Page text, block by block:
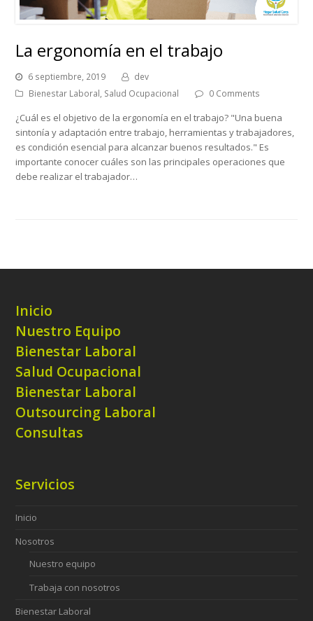
La ergonomía en el trabajo
6 septiembre, 2019
dev
Bienestar Laboral, Salud Ocupacional 0 Comments
¿Cuál es el objetivo de la ergonomía en el trabajo? "Una buena
sintonía y adaptación entre trabajo, herramientas y trabajadores,
es condición esencial para alcanzar buenos resultados." Es
importante conocer cuáles son las principales operaciones que
debe realizar el trabajador…
Inicio
Nuestro Equipo
Bienestar Laboral
Salud Ocupacional
Bienestar Laboral
Outsourcing Laboral
Consultas
Servicios
Inicio
Nosotros
Nuestro equipo
Trabaja con nosotros
Bienestar Laboral